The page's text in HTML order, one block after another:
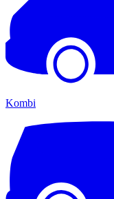
Kombi